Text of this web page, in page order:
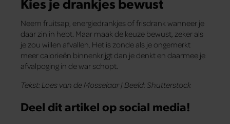
Neem fruitsap, energiedrankjes of frisdrank wanneer je
daar zin in hebt. Maar maak de keuze bewust, zeker als
je zou willen afvallen. Het is zonde als je ongemerkt
meer calorieën binnenkrijgt dan je denkt en daarmee je
afvalpoging in de war schopt.
Tekst: Loes van de Mosselaar | Beeld: Shutterstock
Deel dit artikel op social media!